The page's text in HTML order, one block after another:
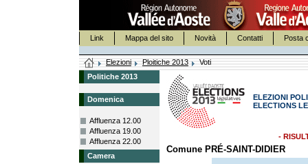
Link Mappa del sito Novità Contatti Posta
Elezioni Ploitiche 2013
Voti
Politiche 2013
Domenica
Affluenza 12.00
Affluenza 19.00
Affluenza 22.00
Camera
ELEZIONI
ELECTIONS
-
Comune PRÉ-SAINT-DIDIER